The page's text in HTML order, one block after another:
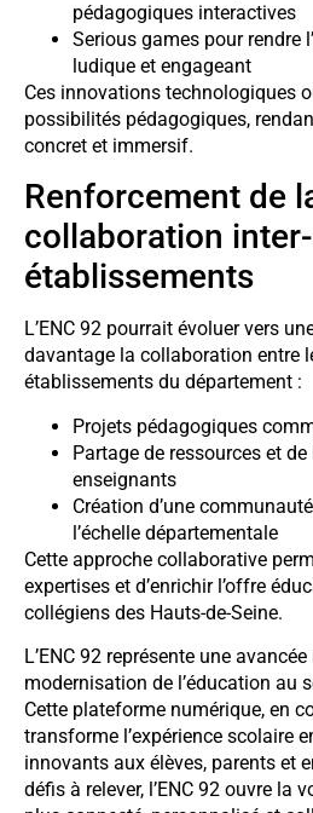
pédagogiques interactives
Serious games pour rendre
ludique et engageant
Ces innovations technologiques
possibilités pédagogiques,
concret et immersif.
Renforcement de
collaboration inter-
établissements
L’ENC 92 pourrait évoluer vers
davantage la collaboration entre
établissements du département :
Projets pédagogiques
Partage de ressources et
enseignants
Création d’une
l’échelle départementale
Cette approche collaborative
expertises et d’enrichir l’offre
collégiens des Hauts-de-Seine.
L’ENC 92 représente une
modernisation de l’éducation au
Cette plateforme numérique, en
transforme l’expérience scolaire
innovants aux élèves, parents et
défis à relever, l’ENC 92 ouvre la